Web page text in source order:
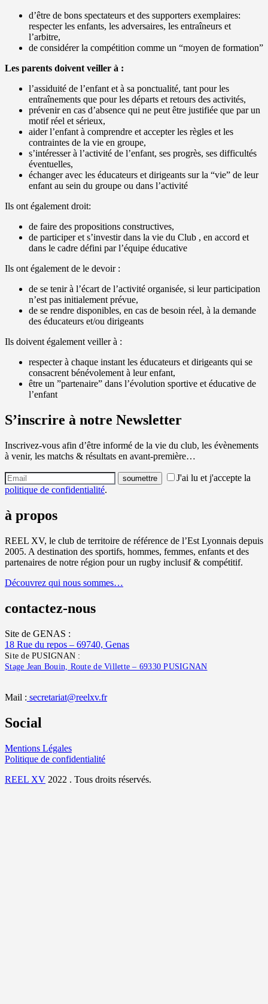
d’être de bons spectateurs et des supporters exemplaires:
respecter les enfants, les adversaires, les entraîneurs et
l’arbitre,
de considérer la compétition comme un “moyen de formation”
Les parents doivent veiller à :
l’assiduité de l’enfant et à sa ponctualité, tant pour les
entraînements que pour les départs et retours des activités,
prévenir en cas d’absence qui ne peut être justifiée que par un
motif réel et sérieux,
aider l’enfant à comprendre et accepter les règles et les
contraintes de la vie en groupe,
s’intéresser à l’activité de l’enfant, ses progrès, ses difficultés
éventuelles,
échanger avec les éducateurs et dirigeants sur la “vie” de leur
enfant au sein du groupe ou dans l’activité
Ils ont également droit:
de faire des propositions constructives,
de participer et s’investir dans la vie du Club , en accord et
dans le cadre défini par l’équipe éducative
Ils ont également de le devoir :
de se tenir à l’écart de l’activité organisée, si leur participation
n’est pas initialement prévue,
de se rendre disponibles, en cas de besoin réel, à la demande
des éducateurs et/ou dirigeants
Ils doivent également veiller à :
respecter à chaque instant les éducateurs et dirigeants qui se
consacrent bénévolement à leur enfant,
être un ”partenaire” dans l’évolution sportive et éducative de
l’enfant
S’inscrire à notre Newsletter
Inscrivez-vous afin d’être informé de la vie du club, les évènements
à venir, les matchs & résultats en avant-première…
J'ai lu et j'accepte la
politique de confidentialité.
à propos
REEL XV, le club de territoire de référence de l’Est Lyonnais depuis
2005. A destination des sportifs, hommes, femmes, enfants et des
partenaires de notre région pour un rugby inclusif & compétitif.
Découvrez qui nous sommes…
contactez-nous
Site de GENAS :
18 Rue du repos – 69740, Genas
Site de PUSIGNAN :
Stage Jean Bouin, Route de Villette – 69330 PUSIGNAN
Mail : secretariat@reelxv.fr
Social
Mentions Légales
Politique de confidentialité
REEL XV 2022 . Tous droits réservés.